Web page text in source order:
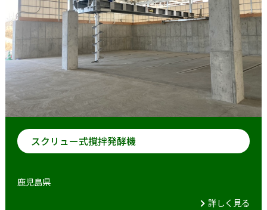
スクリュー式撹拌発酵機
鹿児島県
詳しく見る